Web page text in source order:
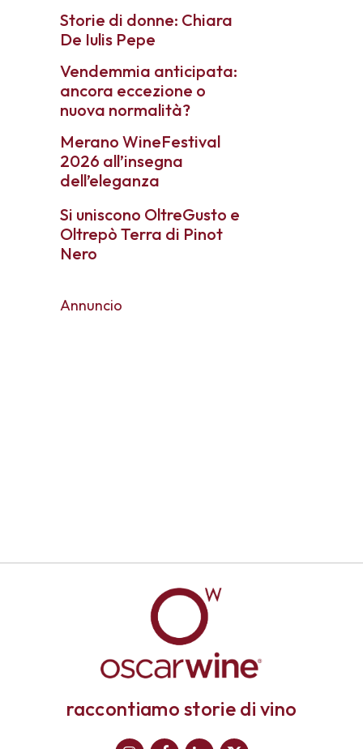
Storie di donne: Chiara
De Iulis Pepe
Vendemmia anticipata:
ancora eccezione o
nuova normalità?
Merano WineFestival
2026 all’insegna
dell’eleganza
Si uniscono OltreGusto e
Oltrepò Terra di Pinot
Nero
Annuncio
raccontiamo storie di vino